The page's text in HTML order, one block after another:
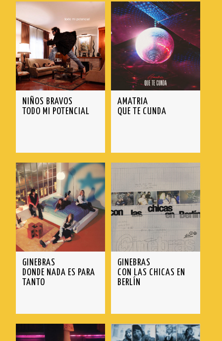
NIÑOS BRAVOS
TRASHI
WISEMEN PROJECT
NIÑOS BRAVOS
TODO MI POTENCIAL
AMATRIA
QUE TE CUNDA
GINEBRAS
DONDE NADA ES PARA
TANTO
GINEBRAS
CON LAS CHICAS EN
BERLÍN